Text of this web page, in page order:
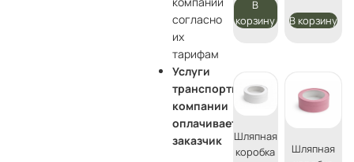
согласно
их
тарифам
Услуги
транспортной
компании
оплачивает
заказчик
В
корзину
В корзину
Шляпная
коробка
Шляпная